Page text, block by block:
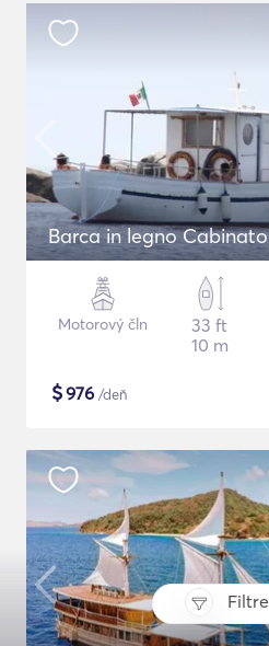
Filtre
Barca in legno Cabinato
Motorový čln
33 ft
10 m
$976 /deň